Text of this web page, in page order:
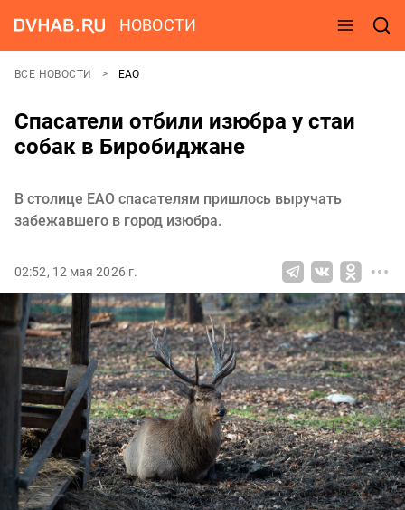
НОВОСТИ
ВСЕ НОВОСТИ ЕАО
Спасатели отбили изюбра у стаи
собак в Биробиджане
В столице ЕАО спасателям пришлось выручать
забежавшего в город изюбра.
02:52, 12 мая 2026 г.